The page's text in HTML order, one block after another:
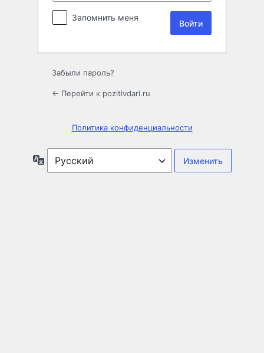
Запомнить меня
Забыли пароль?
← Перейти к pozitivdari.ru
Политика конфиденциальности
Язык